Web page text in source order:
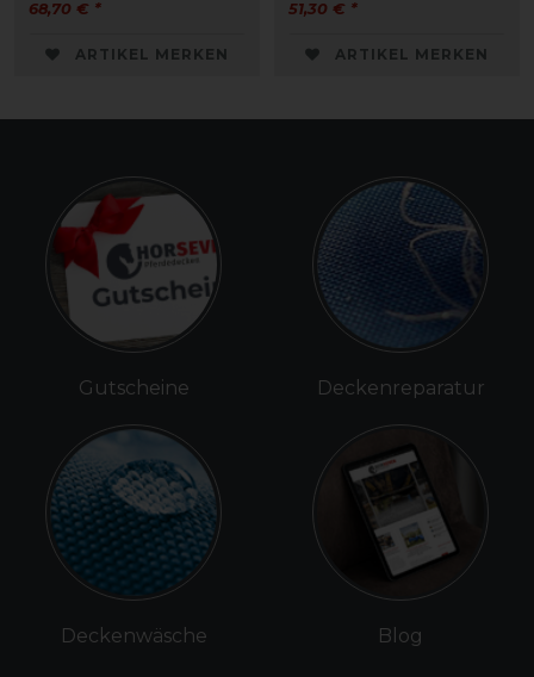
68,70 € *
ARTIKEL MERKEN
51,30 € *
ARTIKEL MERKEN
Gutscheine
Deckenwäsche
Deckenreparatur
Blog